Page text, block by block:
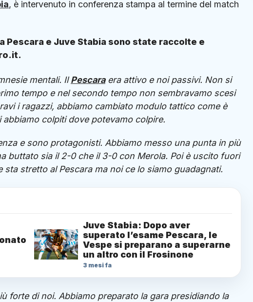
, è intervenuto in conferenza stampa al termine del match
Pescara e Juve Stabia sono state raccolte e
mentali. IlPescaraera attivo e noi passivi. Non si
tempo e nel secondo tempo non sembravamo scesi
i ragazzi, abbiamo cambiato modulo tattico come è
colpiti dove potevamo colpire.
e sono protagonisti. Abbiamo messo una punta in più
buttato sia il 2-0 che il 3-0 con Merola. Poi è uscito fuori
stretto al Pescara ma noi ce lo siamo guadagnati.
Juve Stabia: Dopo aver
superato l’esame Pescara, le
Vespe si preparano a superarne
un altro con il Frosinone
3 mesi fa
forte di noi. Abbiamo preparato la gara presidiando la